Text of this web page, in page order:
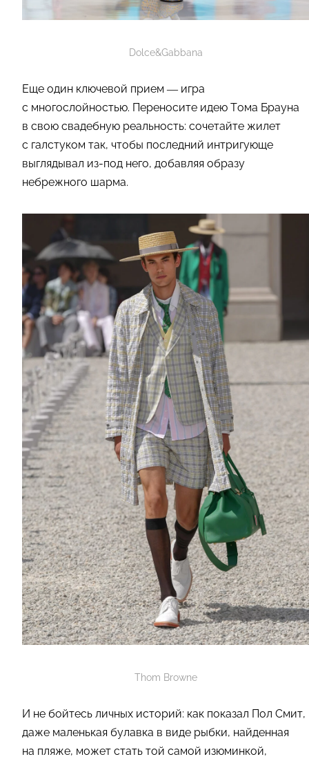
Dolce&Gabbana
Еще один ключевой прием — игра
с многослойностью. Переносите идею Тома Брауна
в свою свадебную реальность: сочетайте жилет
с галстуком так, чтобы последний интригующе
выглядывал из-под него, добавляя образу
небрежного шарма.
Thom Browne
И не бойтесь личных историй: как показал Пол Смит,
даже маленькая булавка в виде рыбки, найденная
на пляже, может стать той самой изюминкой,